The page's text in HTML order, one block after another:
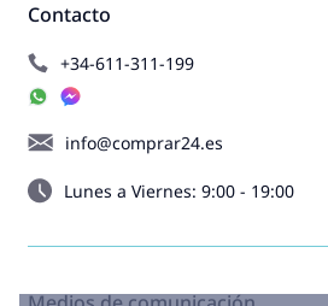
Contacto
+34-611-311-199
info@comprar24.es
Lunes a Viernes: 9:00 - 19:00